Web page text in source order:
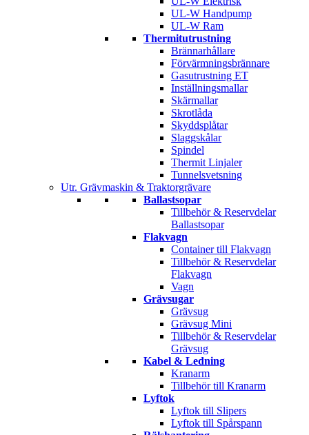
UL-W Handpump
UL-W Ram
Thermitutrustning
Brännarhållare
Förvärmningsbrännare
Gasutrustning ET
Inställningsmallar
Skärmallar
Skrotlåda
Skyddsplåtar
Slaggskålar
Spindel
Thermit Linjaler
Tunnelsvetsning
Utr. Grävmaskin & Traktorgrävare
Ballastsopar
Tillbehör & Reservdelar
Ballastsopar
Flakvagn
Container till Flakvagn
Tillbehör & Reservdelar
Flakvagn
Vagn
Grävsugar
Grävsug
Grävsug Mini
Tillbehör & Reservdelar
Grävsug
Kabel & Ledning
Kranarm
Tillbehör till Kranarm
Lyftok
Lyftok till Slipers
Lyftok till Spårspann